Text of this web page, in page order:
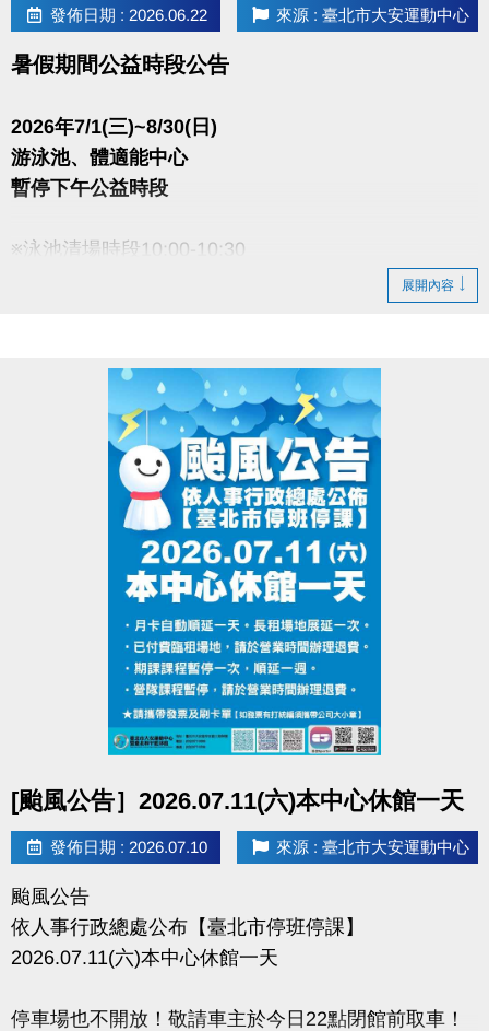
※登記時間：公告後至8/8截止，逾期視同放棄。8月過後登記可能損失
首堂，將不另補償，且每門名額有限，建議敬早登記。登記後將無法
※登記辦法：本人上課(或可轉讓給親友)，接須由中獎者本人攜帶證件
至一樓場務櫃檯登記(或轉讓)。
網路報名請點我(開啟新視窗)
▪︎ 大安APP 長佳Sports+ APP傳送門⬇
APPLE 傳送門點我(開啟新視窗)
google play 傳送門點我(開啟新視窗)
相關洽詢(02)2377-0300
▪︎ 泳池 分機 105
▪︎ 課務/球類 分機 103、104
▪︎ 體適能(肌力體能) 分機 107
發佈日期 : 2026.06.22 來源 : 臺北市大安運動中心
暑假期間公益時段公告
2026年7/1(三)~8/30(日)
游泳池、體適能中心
暫停下午公益時段
※泳池清場時段10:00-10:30
展開內容
[颱風公告］2026.07.11(六)本中心休館一天
發佈日期 : 2026.07.10 來源 : 臺北市大安運動中心
颱風公告
依人事行政總處公布【臺北市停班停課】
2026.07.11(六)本中心休館一天
停車場也不開放！敬請車主於今日22點閉館前取車！